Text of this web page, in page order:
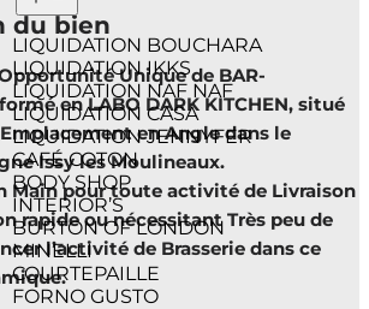
LIQUIDATION BOUCHARA
LIQUIDATION IKKS
LIQUIDATION NAF NAF
LIQUIDATION CASA
LIQUIDATION JENNYFER
CAFÉ COTON
BODY SHOP
INTERIOR’S
BURTON OF LONDON
MINELLI
COURTEPAILLE
FORNO GUSTO
du bien
Unique de BAR-
en LABO DARK KITCHEN, situé
en Angle dans le
Issy les Moulineaux.
Main pour toute activité de Livraison
rapide ou nécessitant Très peu de
l’activité de Brasserie dans ce